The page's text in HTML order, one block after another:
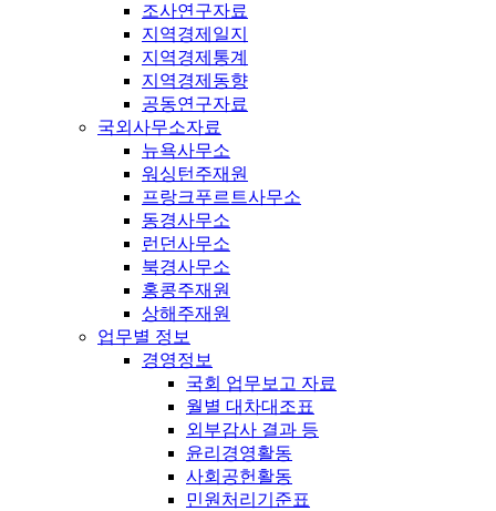
조사연구자료
지역경제일지
지역경제통계
지역경제동향
공동연구자료
국외사무소자료
뉴욕사무소
워싱턴주재원
프랑크푸르트사무소
동경사무소
런던사무소
북경사무소
홍콩주재원
상해주재원
업무별 정보
경영정보
국회 업무보고 자료
월별 대차대조표
외부감사 결과 등
윤리경영활동
사회공헌활동
민원처리기준표